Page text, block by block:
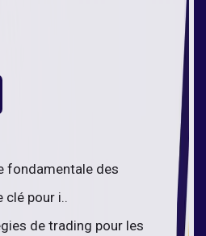
fondamentale des
clé pour i..
de trading pour les